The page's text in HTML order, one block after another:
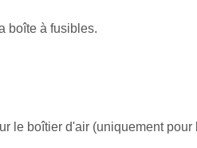
boîte à fusibles.
le boîtier d'air (uniquement pour